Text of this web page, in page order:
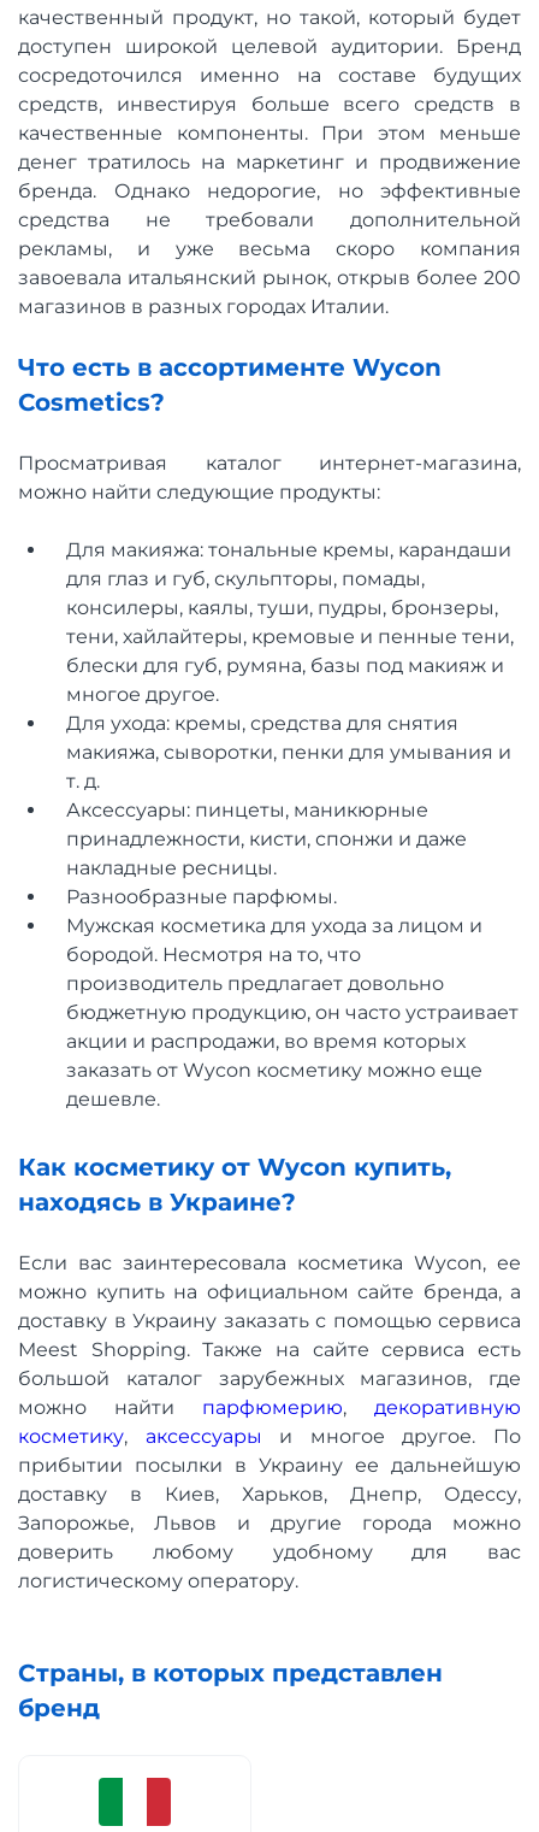
качественный продукт, но такой, который будет
доступен широкой целевой аудитории. Бренд
сосредоточился именно на составе будущих
средств, инвестируя больше всего средств в
качественные компоненты. При этом меньше
денег тратилось на маркетинг и продвижение
бренда. Однако недорогие, но эффективные
средства не требовали дополнительной
рекламы, и уже весьма скоро компания
завоевала итальянский рынок, открыв более 200
магазинов в разных городах Италии.
Что есть в ассортименте Wycon
Cosmetics?
Просматривая каталог интернет-магазина,
можно найти следующие продукты:
Для макияжа: тональные кремы, карандаши
для глаз и губ, скульпторы, помады,
консилеры, каялы, туши, пудры, бронзеры,
тени, хайлайтеры, кремовые и пенные тени,
блески для губ, румяна, базы под макияж и
многое другое.
Для ухода: кремы, средства для снятия
макияжа, сыворотки, пенки для умывания и
т. д.
Аксессуары: пинцеты, маникюрные
принадлежности, кисти, спонжи и даже
накладные ресницы.
Разнообразные парфюмы.
Мужская косметика для ухода за лицом и
бородой. Несмотря на то, что
производитель предлагает довольно
бюджетную продукцию, он часто устраивает
акции и распродажи, во время которых
заказать от Wycon косметику можно еще
дешевле.
Как косметику от Wycon купить,
находясь в Украине?
Если вас заинтересовала косметика Wycon, ее
можно купить на официальном сайте бренда, а
доставку в Украину заказать с помощью сервиса
Meest Shopping. Также на сайте сервиса есть
большой каталог зарубежных магазинов, где
можно найти парфюмерию, декоративную
косметику, аксессуары и многое другое. По
прибытии посылки в Украину ее дальнейшую
доставку в Киев, Харьков, Днепр, Одессу,
Запорожье, Львов и другие города можно
доверить любому удобному для вас
логистическому оператору.
Страны, в которых представлен
бренд